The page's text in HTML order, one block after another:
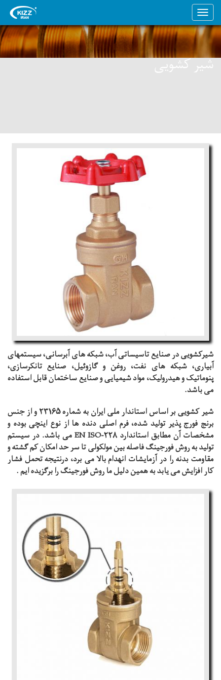
شیر کشویی
شیرکشویی در صنایع تاسیساتی آب، شبکه های آبرسانی، سیستمهای
آبیاری، شبکه های نفت، روغن و گازوئیل، صنایع تانکرسازی،
پنوماتیک و هیدرولیک، مواد شیمیایی و صنایع ساختمان قابل استفاده
می باشد.
شیر کشویی بر اساس استاندار ملی ایران به شماره 23165 و از جنس
برنج فورج پذیر تولید شده، فرم اصلی دنده ها از نوع اینچی بوده و
مشخصات آن مطابق استاندارد EN ISO-228 می باشد. در سیستم
تولید به روش فورجینگ فاصله بین مولکولی تا سر حد امکان کم گشته و
مقاومت بدنه را در آزمایشات انهدام بالا می برد، درنتیجه تحمل فشار
کار افزایش می یابد به همین دلیل ما روش فورجینگ را برگزیده ایم .